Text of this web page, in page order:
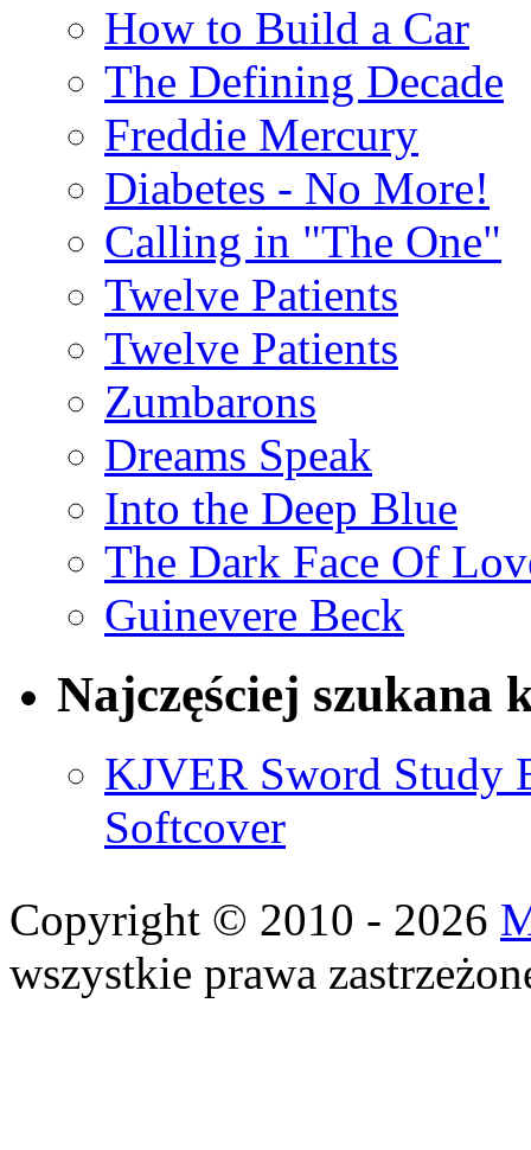
How to Build a Car
The Defining Decade
Freddie Mercury
Diabetes - No More!
Calling in "The One"
Twelve Patients
Twelve Patients
Zumbarons
Dreams Speak
Into the Deep Blue
The Dark Face Of
Guinevere Beck
Najczęściej szukana
KJVER Sword Study
Softcover
Copyright © 2010 - 2026
wszystkie prawa